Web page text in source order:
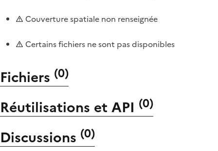
Couverture spatiale non renseignée
Certains fichiers ne sont pas disponibles
Fichiers (0)
Réutilisations et API (0)
Discussions (0)